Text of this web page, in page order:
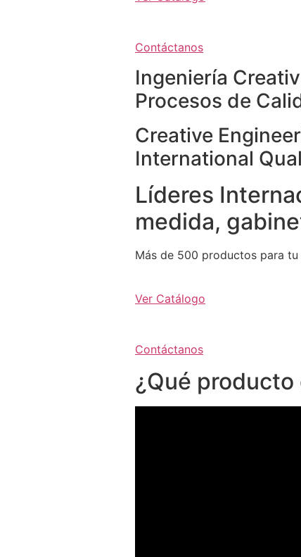
Contáctanos
Ingeniería
Procesos de
Creative
International
Líderes
medida,
Más de 500 productos para
Ver Catálogo
Contáctanos
¿Qué